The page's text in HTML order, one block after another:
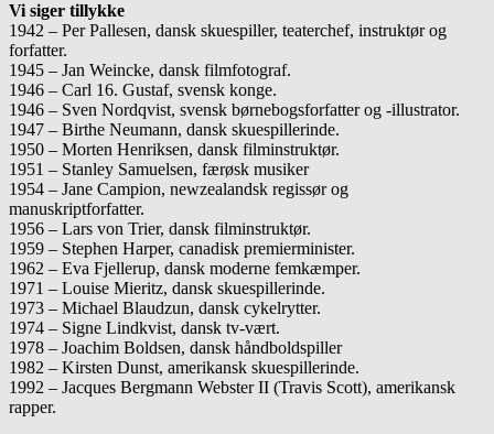
Vi siger tillykke
1942 – Per Pallesen, dansk skuespiller, teaterchef, instruktør og
forfatter.
1945 – Jan Weincke, dansk filmfotograf.
1946 – Carl 16. Gustaf, svensk konge.
1946 – Sven Nordqvist, svensk børnebogsforfatter og -illustrator.
1947 – Birthe Neumann, dansk skuespillerinde.
1950 – Morten Henriksen, dansk filminstruktør.
1951 – Stanley Samuelsen, færøsk musiker
1954 – Jane Campion, newzealandsk regissør og
manuskriptforfatter.
1956 – Lars von Trier, dansk filminstruktør.
1959 – Stephen Harper, canadisk premierminister.
1962 – Eva Fjellerup, dansk moderne femkæmper.
1971 – Louise Mieritz, dansk skuespillerinde.
1973 – Michael Blaudzun, dansk cykelrytter.
1974 – Signe Lindkvist, dansk tv-vært.
1978 – Joachim Boldsen, dansk håndboldspiller
1982 – Kirsten Dunst, amerikansk skuespillerinde.
1992 – Jacques Bergmann Webster II (Travis Scott), amerikansk
rapper.